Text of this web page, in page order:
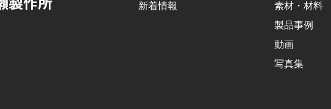
新着情報
素材・材料
製品事例
動画
写真集